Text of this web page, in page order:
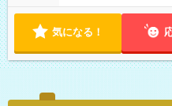
気になる！